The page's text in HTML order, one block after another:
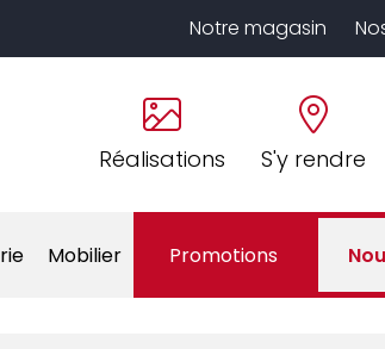
Réalisations S'y rendre
Notre magasin
Mobilier Promotions